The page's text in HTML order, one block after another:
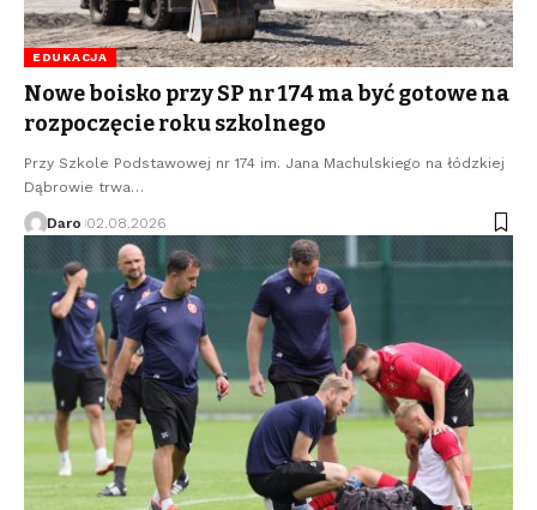
EDUKACJA
Nowe boisko przy SP nr 174 ma być gotowe na
rozpoczęcie roku szkolnego
Przy Szkole Podstawowej nr 174 im. Jana Machulskiego na łódzkiej
Dąbrowie trwa…
Daro 02.08.2026